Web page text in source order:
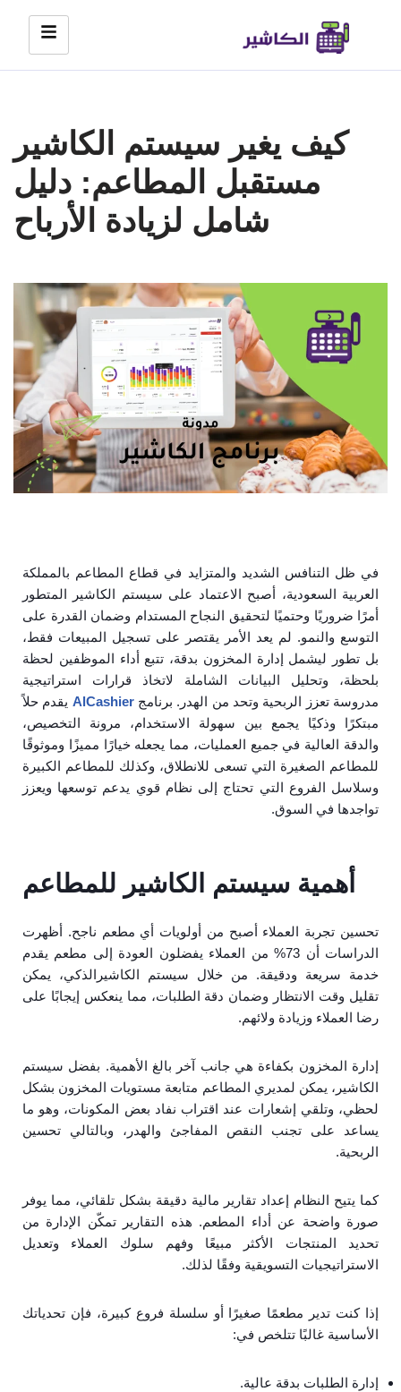
to
كيف يغير سيستم الكاشير
مستقبل المطاعم: دليل
شامل لزيادة الأرباح
في ظل التنافس الشديد والمتزايد في قطاع المطاعم بالمملكة
العربية السعودية، أصبح الاعتماد على سيستم الكاشير المتطور
أمرًا ضروريًا وحتميًا لتحقيق النجاح المستدام وضمان القدرة على
التوسع والنمو. لم يعد الأمر يقتصر على تسجيل المبيعات فقط،
بل تطور ليشمل إدارة المخزون بدقة، تتبع أداء الموظفين لحظة
بلحظة، وتحليل البيانات الشاملة لاتخاذ قرارات استراتيجية
مدروسة تعزز الربحية وتحد من الهدر. برنامجAlCashier يقدم حلاً
مبتكرًا وذكيًا يجمع بين سهولة الاستخدام، مرونة التخصيص،
والدقة العالية في جميع العمليات، مما يجعله خيارًا مميزًا وموثوقًا
للمطاعم الصغيرة التي تسعى للانطلاق، وكذلك للمطاعم الكبيرة
وسلاسل الفروع التي تحتاج إلى نظام قوي يدعم توسعها ويعزز
تواجدها في السوق.
أهمية سيستم الكاشير للمطاعم
تحسين تجربة العملاء أصبح من أولويات أي مطعم ناجح. أظهرت
الدراسات أن 73% من العملاء يفضلون العودة إلى مطعم يقدم
خدمة سريعة ودقيقة. من خلال سيستم الكاشيرالذكي، يمكن
تقليل وقت الانتظار وضمان دقة الطلبات، مما ينعكس إيجابًا على
رضا العملاء وزيادة ولائهم.
إدارة المخزون بكفاءة هي جانب آخر بالغ الأهمية. بفضل سيستم
الكاشير، يمكن لمديري المطاعم متابعة مستويات المخزون بشكل
لحظي، وتلقي إشعارات عند اقتراب نفاد بعض المكونات، وهو ما
يساعد على تجنب النقص المفاجئ والهدر، وبالتالي تحسين
الربحية.
كما يتيح النظام إعداد تقارير مالية دقيقة بشكل تلقائي، مما يوفر
صورة واضحة عن أداء المطعم. هذه التقارير تمكّن الإدارة من
تحديد المنتجات الأكثر مبيعًا وفهم سلوك العملاء وتعديل
الاستراتيجيات التسويقية وفقًا لذلك.
إذا كنت تدير مطعمًا صغيرًا أو سلسلة فروع كبيرة، فإن تحدياتك
الأساسية غالبًا تتلخص في:
إدارة الطلبات بدقة عالية.